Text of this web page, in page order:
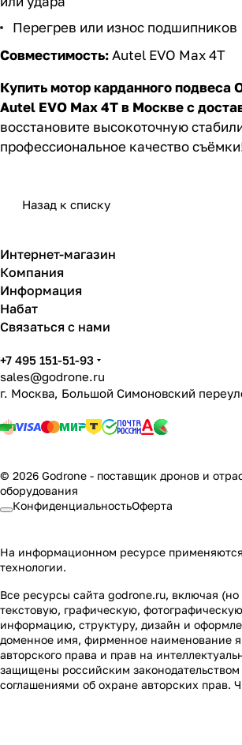
Перегрев или износ подшипников
Совместимость:Autel EVO Max 4T
Купить мотор карданного подвеса
Autel EVO Max 4T в Москве с
восстановите высокоточную
профессиональное качество
Назад к списку
Интернет-магазин
Компания
Информация
Набат
Связаться с нами
+7 495 151-51-93
sales@godrone.ru
г. Москва, Большой Симоновский
© 2026 Godrone - поставщик дронов и
оборудования
КонфиденциальностьОферта
На информационном ресурсе применяются
технологии.
Все ресурсы сайта godrone.ru, включая (но
текстовую, графическую,
информацию, структуру, дизайн и
доменное имя, фирменное наименование
авторского права и прав на
защищены российским
соглашениями об охране авторских прав.